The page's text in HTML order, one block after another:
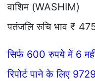
वाशिम (WASHIM)
पतंजलि रुचि भाव ₹
सिर्फ 600 रुपये में 6
रिपोर्ट पाने के लिए